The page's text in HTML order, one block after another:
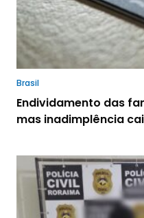
Brasil
Endividamento das
mas inadimplência